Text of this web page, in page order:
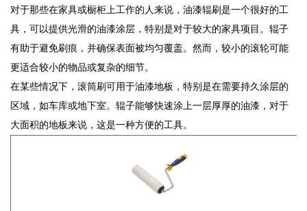
对于那些在家具或橱柜上工作的人来说，油漆辊刷是一个很好的工
具，可以提供光滑的油漆涂层，特别是对于较大的家具项目。辊子
有助于避免刷痕，并确保表面被均匀覆盖。然而，较小的滚轮可能
更适合较小的物品或复杂的细节。
在某些情况下，滚筒刷可用于油漆地板，特别是在需要持久涂层的
区域，如车库或地下室。辊子能够快速涂上一层厚厚的油漆，对于
大面积的地板来说，这是一种方便的工具。